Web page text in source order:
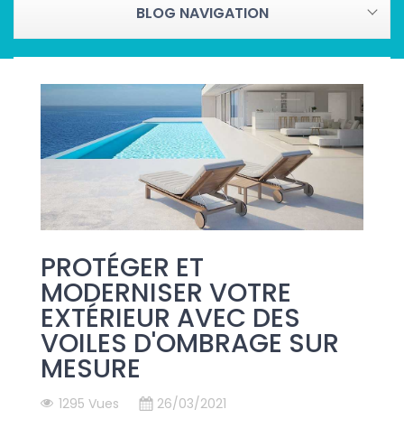
BLOG NAVIGATION
PROTÉGER ET
MODERNISER VOTRE
EXTÉRIEUR AVEC DES
VOILES D'OMBRAGE SUR
MESURE
1295 Vues 26/03/2021